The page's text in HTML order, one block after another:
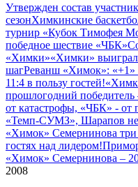
Утвержден состав
сезонХимкинские
турнир «Кубок Тимофея
победное шествие «ЧБК»
«Химки»«Химки»
шагРеванш «Химок»: «+1»
11:4 в пользу гостей!
прошлогодний победитель
от катастрофы, «ЧБК» - от
«Темп-СУМЗ», Шарапов не
«Химок» Семернинова три
гостях над лидером!
«Химок» Семернинова –
2008